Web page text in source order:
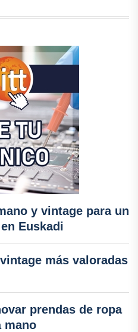
y vintage para un
Euskadi
más valoradas
prendas de ropa
mano